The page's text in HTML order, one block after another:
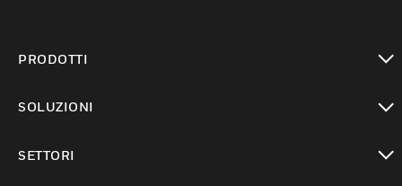
PRODOTTI
SOLUZIONI
SETTORI